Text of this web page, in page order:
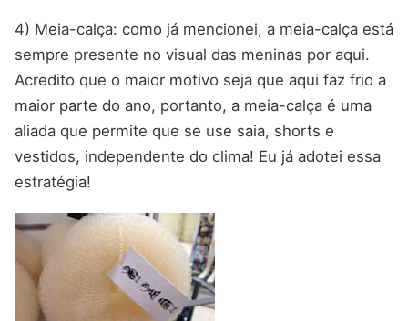
4) Meia-calça: como já mencionei, a meia-calça está
sempre presente no visual das meninas por aqui.
Acredito que o maior motivo seja que aqui faz frio a
maior parte do ano, portanto, a meia-calça é uma
aliada que permite que se use saia, shorts e
vestidos, independente do clima! Eu já adotei essa
estratégia!